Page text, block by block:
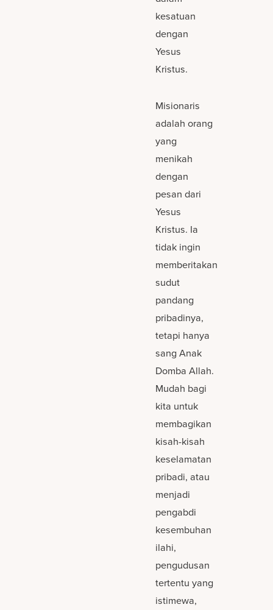
kesatuan
dengan
Yesus
Kristus.
Misionaris
adalah orang
yang
menikah
dengan
pesan dari
Yesus
Kristus. Ia
tidak ingin
memberitakan
sudut
pandang
pribadinya,
tetapi hanya
sang Anak
Domba Allah.
Mudah bagi
kita untuk
membagikan
kisah-kisah
keselamatan
pribadi, atau
menjadi
pengabdi
kesembuhan
ilahi,
pengudusan
tertentu yang
istimewa,